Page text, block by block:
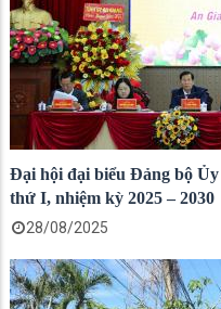
thần cho đoàn viên trong cơ
Đại hội đại biểu Đảng bộ
thứ I, nhiệm kỳ 2025 – 2030
28/08/2025